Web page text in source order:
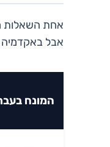
אבל באקדמיה
המונח